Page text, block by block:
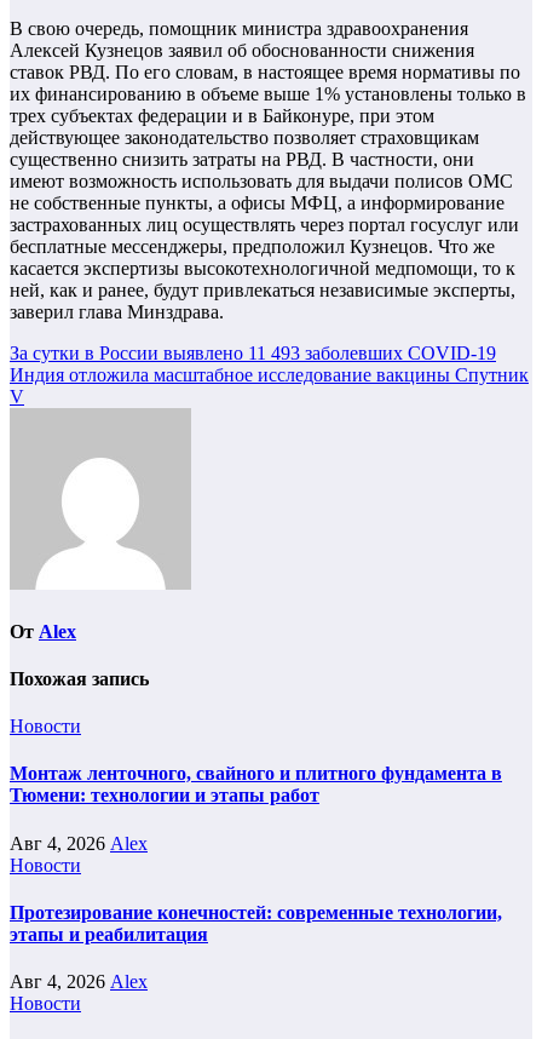
В свою очередь, помощник министра здравоохранения
Алексей Кузнецов заявил об обоснованности снижения
ставок РВД. По его словам, в настоящее время нормативы по
их финансированию в объеме выше 1% установлены только в
трех субъектах федерации и в Байконуре, при этом
действующее законодательство позволяет страховщикам
существенно снизить затраты на РВД. В частности, они
имеют возможность использовать для выдачи полисов ОМС
не собственные пункты, а офисы МФЦ, а информирование
застрахованных лиц осуществлять через портал госуслуг или
бесплатные мессенджеры, предположил Кузнецов. Что же
касается экспертизы высокотехнологичной медпомощи, то к
ней, как и ранее, будут привлекаться независимые эксперты,
заверил глава Минздрава.
Навигация
по
За сутки в России выявлено 11 493 заболевших COVID-19
Индия отложила масштабное исследование вакцины Спутник
V
От Alex
Похожая запись
Новости
Монтаж ленточного, свайного и плитного фундамента в
Тюмени: технологии и этапы работ
Авг 4, 2026 Alex
Новости
Протезирование конечностей: современные технологии,
этапы и реабилитация
Авг 4, 2026 Alex
Новости